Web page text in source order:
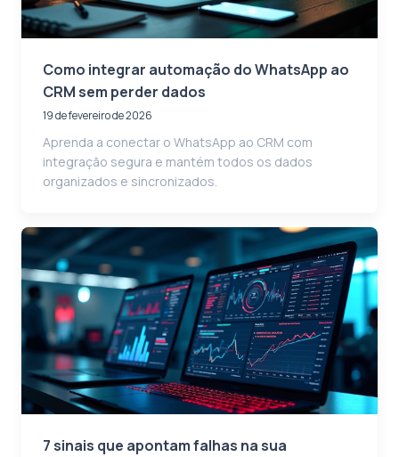
Como integrar automação do WhatsApp ao
CRM sem perder dados
19 de fevereiro de 2026
Aprenda a conectar o WhatsApp ao CRM com
integração segura e mantém todos os dados
organizados e sincronizados.
7 sinais que apontam falhas na sua